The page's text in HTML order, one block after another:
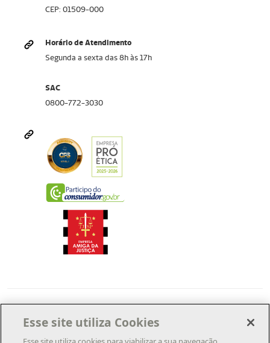
CEP: 01509-000
Horário de Atendimento
Segunda a sexta das 8h às 17h
SAC
0800-772-3030
Esse site utiliza Cookies